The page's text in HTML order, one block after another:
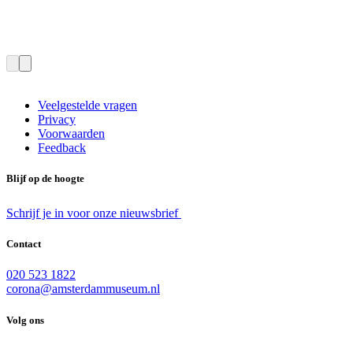
Veelgestelde vragen
Privacy
Voorwaarden
Feedback
Blijf op de hoogte
Schrijf je in voor onze nieuwsbrief
Contact
020 523 1822
corona@amsterdammuseum.nl
Volg ons